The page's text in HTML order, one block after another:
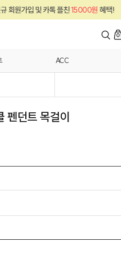
카톡 플친15000원혜택!
0
ACC
펜던트 목걸이